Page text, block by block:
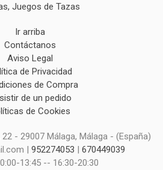
Juegos de Tazas
Ir arriba
Contáctanos
Aviso Legal
de Privacidad
de Compra
de un pedido
de Cookies
- 29007 Málaga, Málaga - (España)
| 952274053 | 670449039
13:45 -- 16:30-20:30